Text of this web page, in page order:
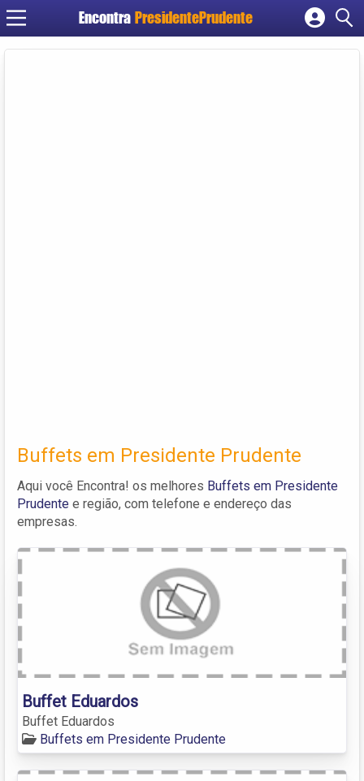
Encontra PresidentePrudente
Cadastrar empresa
Buffets em Presidente Prudente
Aqui você Encontra! os melhores Buffets em Presidente
Prudente e região, com telefone e endereço das
empresas.
Buffet Eduardos
Buffet Eduardos
Buffets em Presidente Prudente